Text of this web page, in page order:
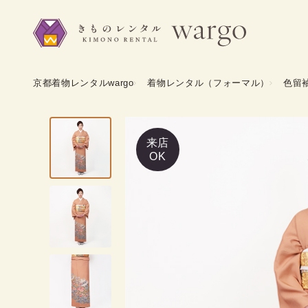
京都着物レンタルwargo 着物レンタル（フォーマル） 色留
来店
OK